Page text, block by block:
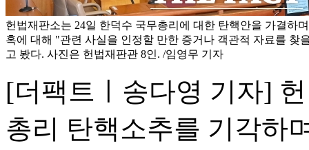
헌법재판소는 24일 한덕수 국무총리에 대한 탄핵안을 가결하
혹에 대해 "관련 사실을 인정할 만한 증거나 객관적 자료를 찾
고 봤다. 사진은 헌법재판관 8인. /임영무 기자
[더팩트ㅣ송다영 기자]
총리 탄핵소추를 기각하